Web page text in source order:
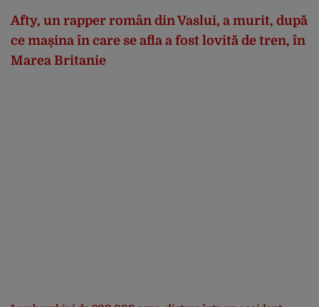
Afty, un rapper român din Vaslui, a murit, după
ce mașina în care se afla a fost lovită de tren, în
Marea Britanie